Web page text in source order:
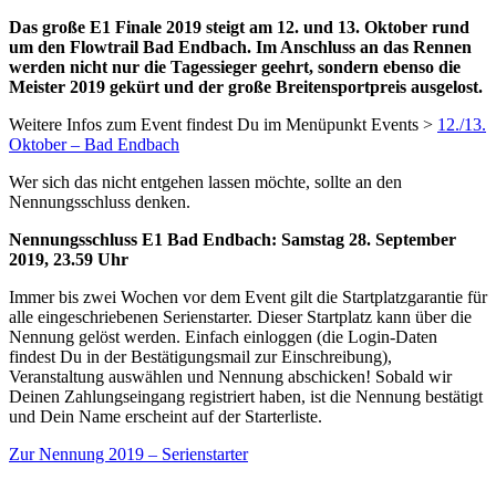
Das große E1 Finale 2019 steigt am 12. und 13. Oktober rund
um den Flowtrail Bad Endbach. Im Anschluss an das Rennen
werden nicht nur die Tagessieger geehrt, sondern ebenso die
Meister 2019 gekürt und der große Breitensportpreis ausgelost.
Weitere Infos zum Event findest Du im Menüpunkt Events > 12./13.
Oktober – Bad Endbach
Wer sich das nicht entgehen lassen möchte, sollte an den
Nennungsschluss denken.
Nennungsschluss E1 Bad Endbach: Samstag 28. September
2019, 23.59 Uhr
Immer bis zwei Wochen vor dem Event gilt die Startplatzgarantie für
alle eingeschriebenen Serienstarter. Dieser Startplatz kann über die
Nennung gelöst werden. Einfach einloggen (die Login-Daten
findest Du in der Bestätigungsmail zur Einschreibung),
Veranstaltung auswählen und Nennung abschicken! Sobald wir
Deinen Zahlungseingang registriert haben, ist die Nennung bestätigt
und Dein Name erscheint auf der Starterliste.
Zur Nennung 2019 – Serienstarter